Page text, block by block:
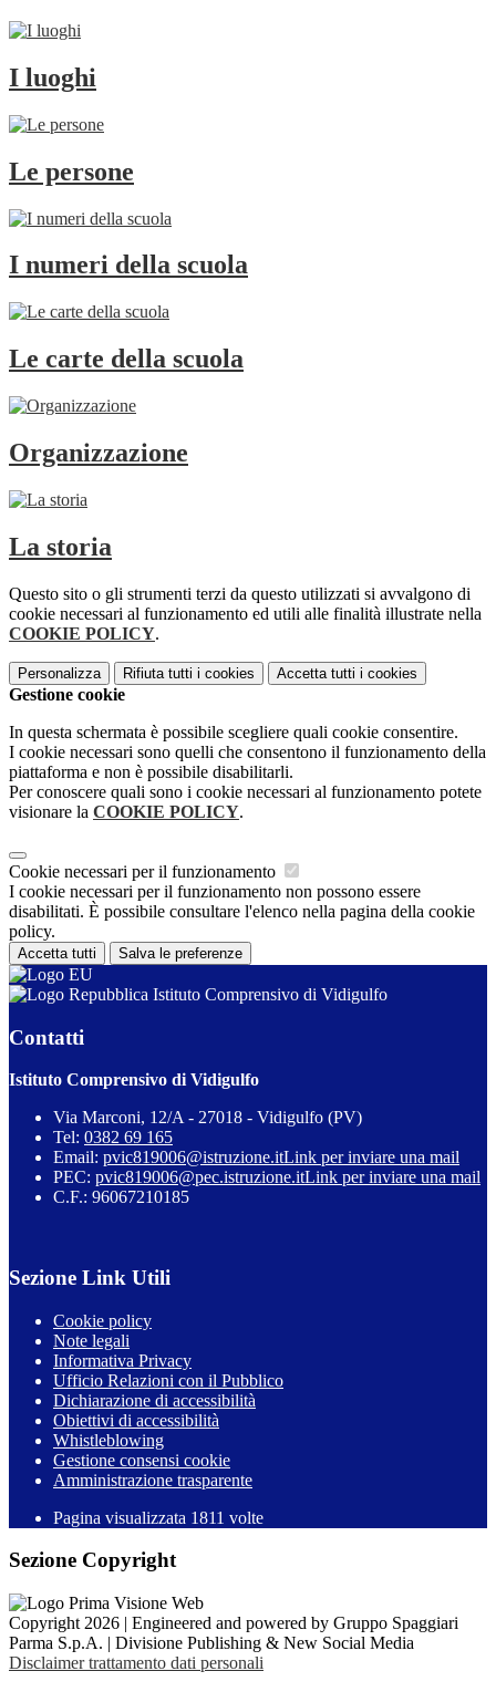
I luoghi
Le persone
I numeri della scuola
Le carte della scuola
Organizzazione
La storia
Questo sito o gli strumenti terzi da questo utilizzati si avvalgono di
cookie necessari al funzionamento ed utili alle finalità illustrate nella
COOKIE POLICY.
Personalizza Rifiuta tutti i cookies Accetta tutti i cookies
Gestione cookie
In questa schermata è possibile scegliere quali cookie consentire.
I cookie necessari sono quelli che consentono il funzionamento della
piattaforma e non è possibile disabilitarli.
Per conoscere quali sono i cookie necessari al funzionamento potete
visionare la COOKIE POLICY.
Cookie necessari per il funzionamento
I cookie necessari per il funzionamento non possono essere
disabilitati. È possibile consultare l'elenco nella pagina della cookie
policy.
Accetta tutti Salva le preferenze
Istituto Comprensivo di Vidigulfo
Contatti
Istituto Comprensivo di Vidigulfo
Via Marconi, 12/A - 27018 - Vidigulfo (PV)
Tel: 0382 69 165
Email: pvic819006@istruzione.itLink per inviare una mail
PEC: pvic819006@pec.istruzione.itLink per inviare una mail
C.F.: 96067210185
Sezione Link Utili
Cookie policy
Note legali
Informativa Privacy
Ufficio Relazioni con il Pubblico
Dichiarazione di accessibilità
Obiettivi di accessibilità
Whistleblowing
Gestione consensi cookie
Amministrazione trasparente
Pagina visualizzata 1811 volte
Sezione Copyright
Copyright 2026 | Engineered and powered by Gruppo Spaggiari
Parma S.p.A. | Divisione Publishing & New Social Media
Disclaimer trattamento dati personali